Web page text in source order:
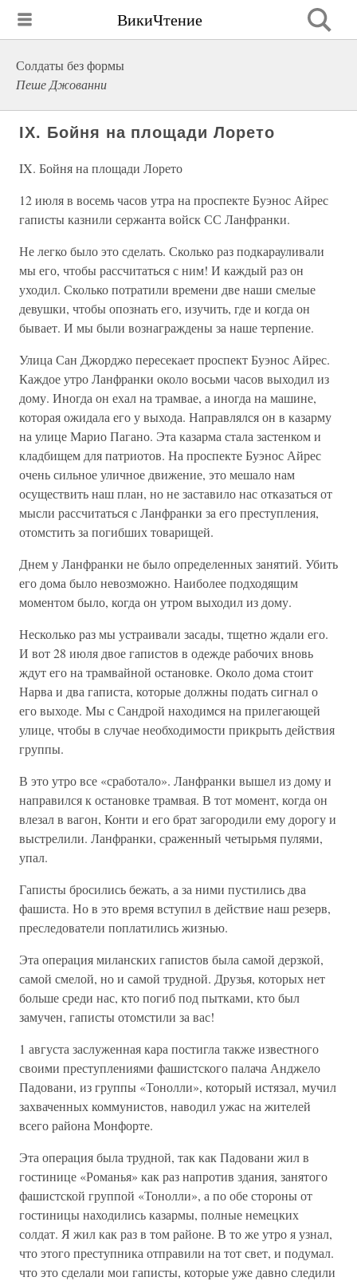
ВикиЧтение
Солдаты без формы
Пеше Джованни
IX. Бойня на площади Лорето
IX. Бойня на площади Лорето
12 июля в восемь часов утра на проспекте Буэнос Айрес
гаписты казнили сержанта войск СС Ланфранки.
Не легко было это сделать. Сколько раз подкарауливали
мы его, чтобы рассчитаться с ним! И каждый раз он
уходил. Сколько потратили времени две наши смелые
девушки, чтобы опознать его, изучить, где и когда он
бывает. И мы были вознаграждены за наше терпение.
Улица Сан Джорджо пересекает проспект Буэнос Айрес.
Каждое утро Ланфранки около восьми часов выходил из
дому. Иногда он ехал на трамвае, а иногда на машине,
которая ожидала его у выхода. Направлялся он в казарму
на улице Марио Пагано. Эта казарма стала застенком и
кладбищем для патриотов. На проспекте Буэнос Айрес
очень сильное уличное движение, это мешало нам
осуществить наш план, но не заставило нас отказаться от
мысли рассчитаться с Ланфранки за его преступления,
отомстить за погибших товарищей.
Днем у Ланфранки не было определенных занятий. Убить
его дома было невозможно. Наиболее подходящим
моментом было, когда он утром выходил из дому.
Несколько раз мы устраивали засады, тщетно ждали его.
И вот 28 июля двое гапистов в одежде рабочих вновь
ждут его на трамвайной остановке. Около дома стоит
Нарва и два гаписта, которые должны подать сигнал о
его выходе. Мы с Сандрой находимся на прилегающей
улице, чтобы в случае необходимости прикрыть действия
группы.
В это утро все «сработало». Ланфранки вышел из дому и
направился к остановке трамвая. В тот момент, когда он
влезал в вагон, Конти и его брат загородили ему дорогу и
выстрелили. Ланфранки, сраженный четырьмя пулями,
упал.
Гаписты бросились бежать, а за ними пустились два
фашиста. Но в это время вступил в действие наш резерв,
преследователи поплатились жизнью.
Эта операция миланских гапистов была самой дерзкой,
самой смелой, но и самой трудной. Друзья, которых нет
больше среди нас, кто погиб под пытками, кто был
замучен, гаписты отомстили за вас!
1 августа заслуженная кара постигла также известного
своими преступлениями фашистского палача Анджело
Падовани, из группы «Тонолли», который истязал, мучил
захваченных коммунистов, наводил ужас на жителей
всего района Монфорте.
Эта операция была трудной, так как Падовани жил в
гостинице «Романья» как раз напротив здания, занятого
фашистской группой «Тонолли», а по обе стороны от
гостиницы находились казармы, полные немецких
солдат. Я жил как раз в том районе. В то же утро я узнал,
что этого преступника отправили на тот свет, и подумал.
что это сделали мои гаписты, которые уже давно следили